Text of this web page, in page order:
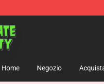
Insanity Merchandise
Home Negozio